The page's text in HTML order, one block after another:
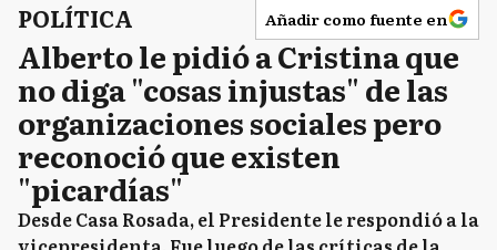
POLÍTICA Añadir como fuente en
Alberto le pidió a Cristina que
no diga "cosas injustas" de las
organizaciones sociales pero
reconoció que existen
"picardías"
Desde Casa Rosada, el Presidente le respondió a la